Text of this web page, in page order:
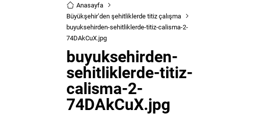
Anasayfa
Büyükşehir’den şehitliklerde titiz çalışma
buyuksehirden-sehitliklerde-titiz-calisma-2-
74DAkCuX.jpg
buyuksehirden-
sehitliklerde-titiz-
calisma-2-
74DAkCuX.jpg